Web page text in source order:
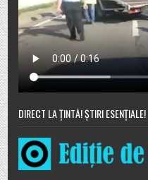
DIRECT LA ȚINTĂ! ȘTIRI ESENȚIALE!